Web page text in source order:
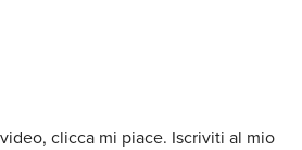
clicca mi piace. Iscriviti al mio